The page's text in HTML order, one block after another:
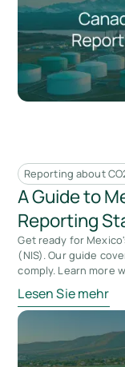
Reporting about
A Guide to
Reporting
Get ready for
(NIS). Our guide
comply. Learn more
Lesen Sie mehr